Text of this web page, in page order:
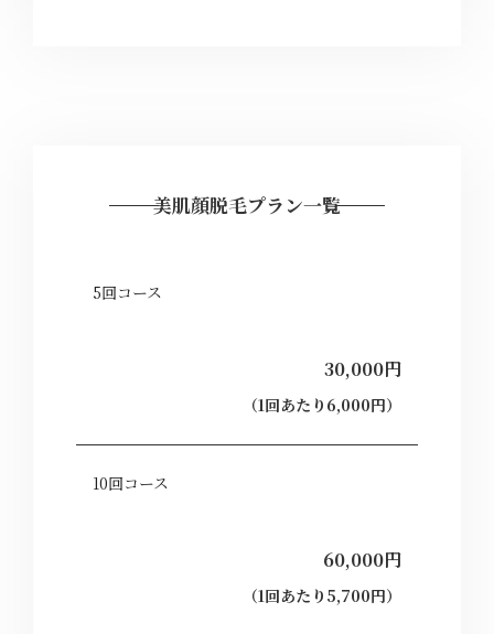
美肌顔脱毛プラン一覧
5回コース
30,000円
（1回あたり6,000円）
10回コース
60,000円
（1回あたり5,700円）